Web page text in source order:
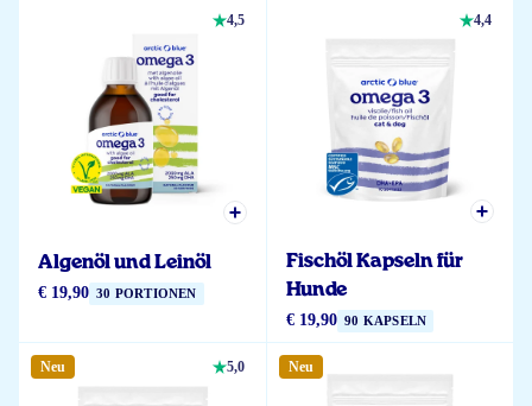
4,5
Algenöl und Leinöl
€ 19,90 30 PORTIONEN
4,4
Fischöl Kapseln für
Hunde
€ 19,90 90 KAPSELN
Neu 5,0 Neu